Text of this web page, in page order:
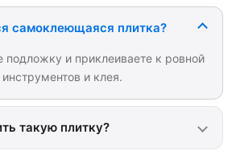
самоклеющаяся плитка?
подложку и приклеиваете к ровной
и клея.
такую плитку?